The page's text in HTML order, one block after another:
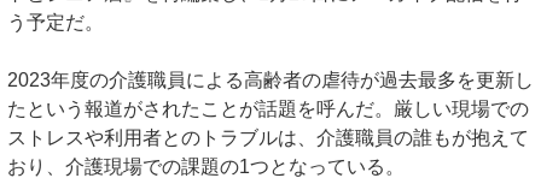
う予定だ。
2023年度の介護職員による高齢者の虐待が過去最多を更新し
たという報道がされたことが話題を呼んだ。厳しい現場での
ストレスや利用者とのトラブルは、介護職員の誰もが抱えて
おり、介護現場での課題の1つとなっている。